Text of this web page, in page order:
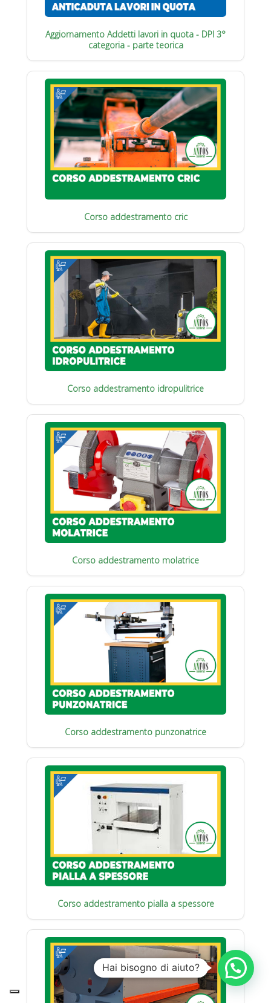
Aggiornamento Addetti lavori in quota - DPI 3°
categoria - parte teorica
Corso addestramento cric
Corso addestramento idropulitrice
Corso addestramento molatrice
Corso addestramento punzonatrice
Corso addestramento pialla a spessore
Hai bisogno di aiuto?